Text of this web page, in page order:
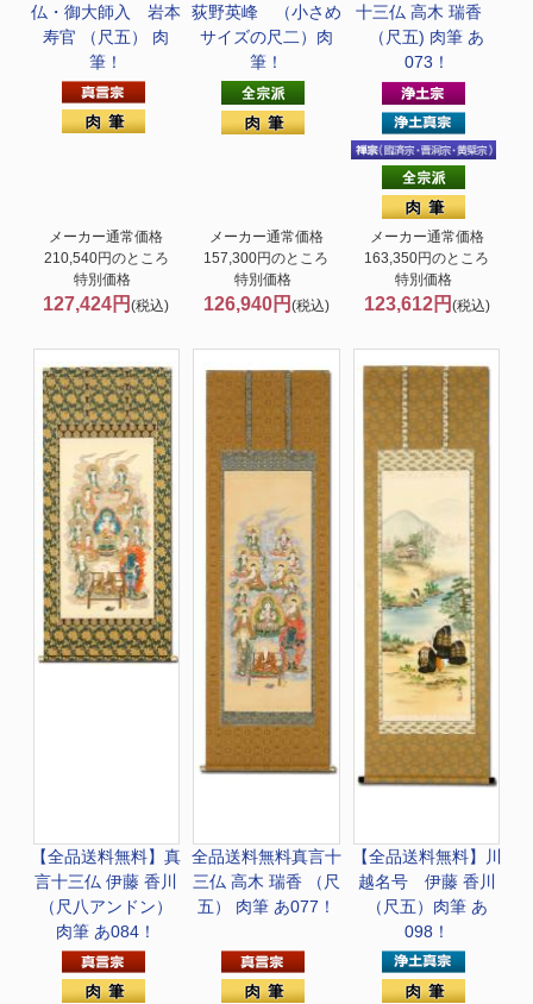
仏・御大師入 岩本
寿官 （尺五） 肉
筆！
メーカー通常価格
210,540円のところ
特別価格
127,424円(税込)
荻野英峰 （小さめ
サイズの尺二）肉
筆！
メーカー通常価格
157,300円のところ
特別価格
126,940円 (税込)
十三仏 高木 瑞香
（尺五) 肉筆 あ
073！
メーカー通常価格
163,350円のところ
特別価格
123,612円 (税込)
【全品送料無料】真
言十三仏 伊藤 香川
（尺八アンドン）
肉筆 あ084！
全品送料無料真言十
三仏 高木 瑞香 （尺
五） 肉筆 あ077！
【全品送料無料】
川
越名号 伊藤 香川
（尺五）肉筆 あ
098！